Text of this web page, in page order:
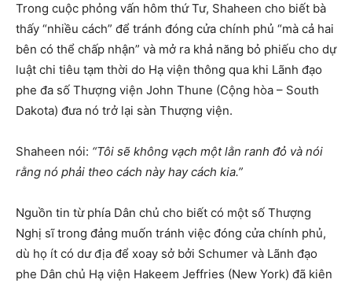
Trong cuộc phỏng vấn hôm thứ Tư, Shaheen cho biết bà
thấy “nhiều cách” để tránh đóng cửa chính phủ “mà cả hai
bên có thể chấp nhận” và mở ra khả năng bỏ phiếu cho dự
luật chi tiêu tạm thời do Hạ viện thông qua khi Lãnh đạo
phe đa số Thượng viện John Thune (Cộng hòa – South
Dakota) đưa nó trở lại sàn Thượng viện.
Shaheen nói: “Tôi sẽ không vạch một lằn ranh đỏ và nói
rằng nó phải theo cách này hay cách kia.”
Nguồn tin từ phía Dân chủ cho biết có một số Thượng
Nghị sĩ trong đảng muốn tránh việc đóng cửa chính phủ,
dù họ ít có dư địa để xoay sở bởi Schumer và Lãnh đạo
phe Dân chủ Hạ viện Hakeem Jeffries (New York) đã kiên